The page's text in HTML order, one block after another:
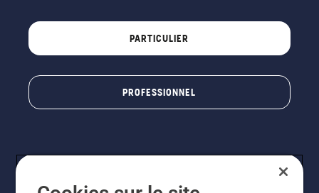
PARTICULIER
PROFESSIONNEL